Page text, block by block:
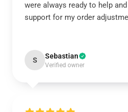
were always ready to help
support for my order
S Sebastian
Verified owner